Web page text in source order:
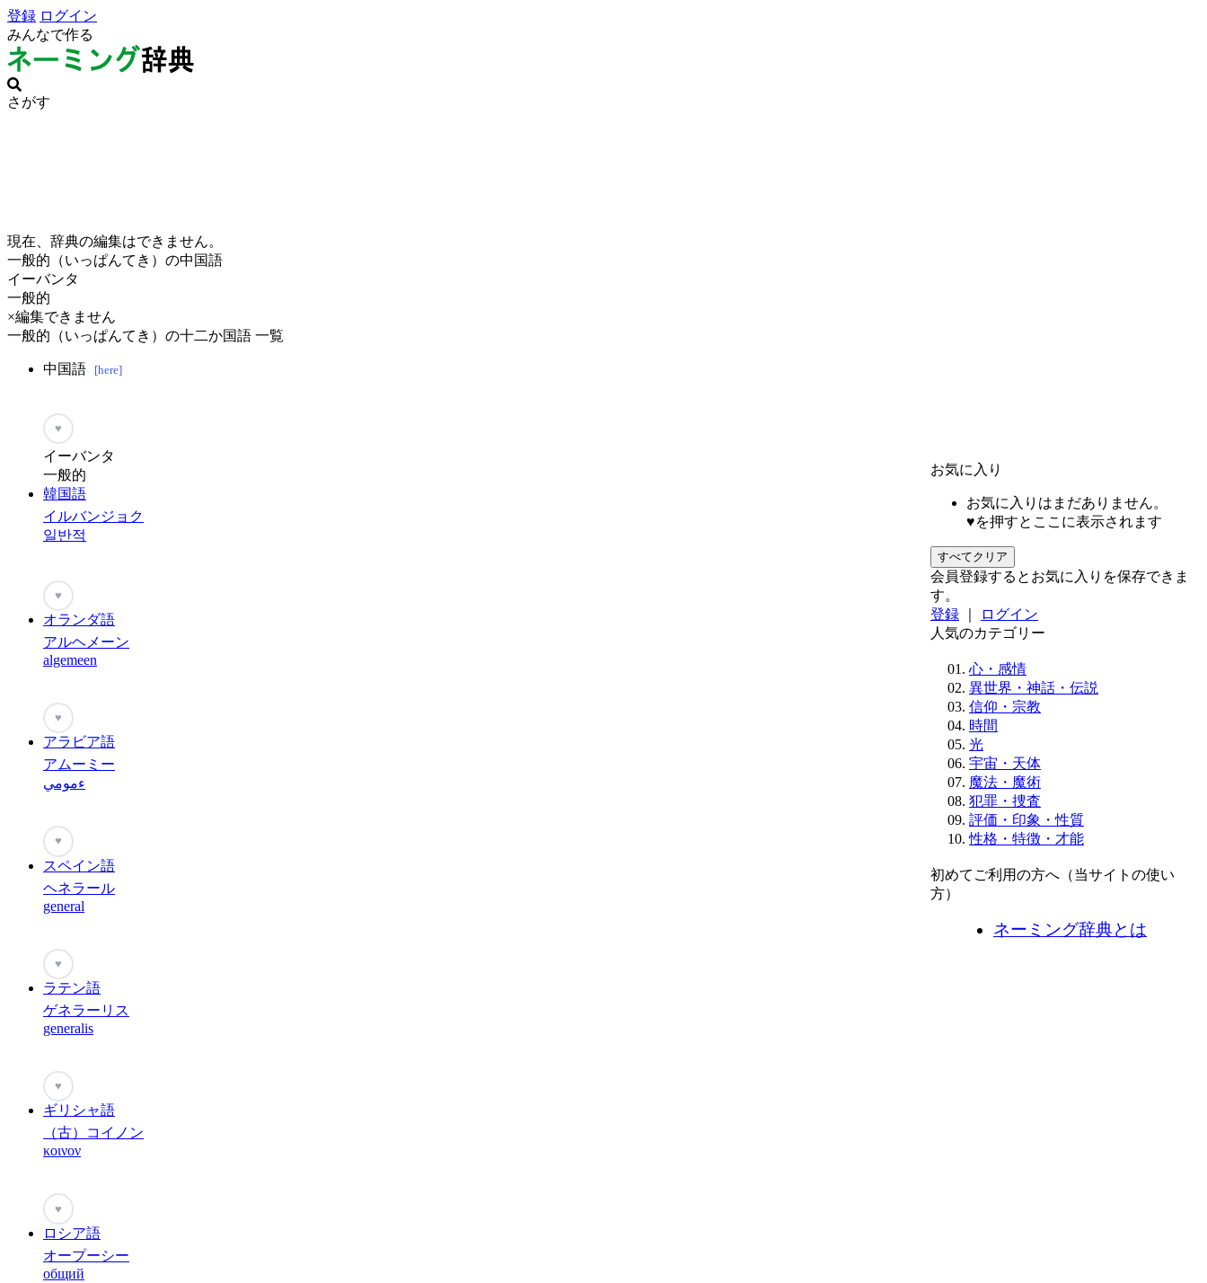
登録 ログイン
みんなで作る
さがす
現在、辞典の編集はできません。
一般的（いっぱんてき）の中国語
イーバンタ
一般的
×編集できません
一般的（いっぱんてき）の十二か国語 一覧
中国語 [here]
♥
イーバンタ
一般的
韓国語
イルバンジョク
일반적
♥
オランダ語
アルヘメーン
algemeen
♥
アラビア語
アムーミー
ءمومي
♥
スペイン語
ヘネラール
general
♥
ラテン語
ゲネラーリス
generalis
♥
ギリシャ語
（古）コイノン
κοινον
♥
ロシア語
オープーシー
общий
お気に入り
お気に入りはまだありません。
♥を押すとここに表示されます
すべてクリア
会員登録するとお気に入りを保存できま
す。
登録
ログイン
人気のカテゴリー
心・感情
異世界・神話・伝説
信仰・宗教
時間
光
宇宙・天体
魔法・魔術
犯罪・捜査
評価・印象・性質
性格・特徴・才能
初めてご利用の方へ（当サイトの使い
方）
ネーミング辞典とは